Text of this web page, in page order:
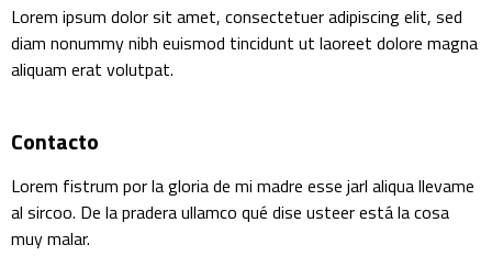
Lorem ipsum dolor sit amet, consectetuer adipiscing elit, sed
diam nonummy nibh euismod tincidunt ut laoreet dolore magna
aliquam erat volutpat.
Contacto
Lorem fistrum por la gloria de mi madre esse jarl aliqua llevame
al sircoo. De la pradera ullamco qué dise usteer está la cosa
muy malar.